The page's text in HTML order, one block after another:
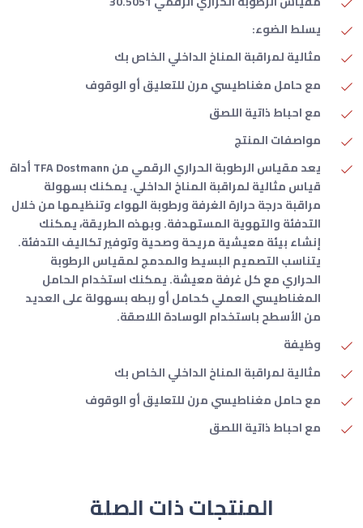
يسلط الضوء:
مثالية لمراقبة المناخ الداخلي الخاص بك
مع حامل مغناطيسي مرن للتعليق أو الوقوف
مع احباط ذاتية اللصق
مواصفات المنتج
يعد مقياس الرطوبة الحراري الرقمي من TFA Dostmann أداة
قياس مثالية لمراقبة المناخ الداخلي. يمكنك بسهولة
مراقبة درجة حرارة الغرفة ورطوبة الهواء وتنظيمها من خلال
التدفئة والتهوية المستهدفة. وبهذه الطريقة، يمكنك
إنشاء بيئة معيشية مريحة وصحية وتوفير تكاليف التدفئة.
يتناسب التصميم البسيط والمدمج لمقياس الرطوبة
الحراري مع كل غرفة معيشة. يمكنك استخدام الحامل
المغناطيسي العملي كحامل أو ربطه بسهولة على العديد
من الأسطح باستخدام الوسادة اللاصقة.
وظيفة
مثالية لمراقبة المناخ الداخلي الخاص بك
مع حامل مغناطيسي مرن للتعليق أو الوقوف
مع احباط ذاتية اللصق
المنتجات ذات الصلة